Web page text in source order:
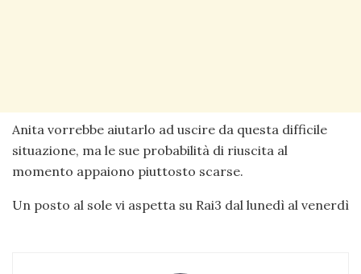
Anita vorrebbe aiutarlo ad uscire da questa difficile
situazione, ma le sue probabilità di riuscita al
momento appaiono piuttosto scarse.
Un posto al sole vi aspetta su Rai3 dal lunedì al venerdì